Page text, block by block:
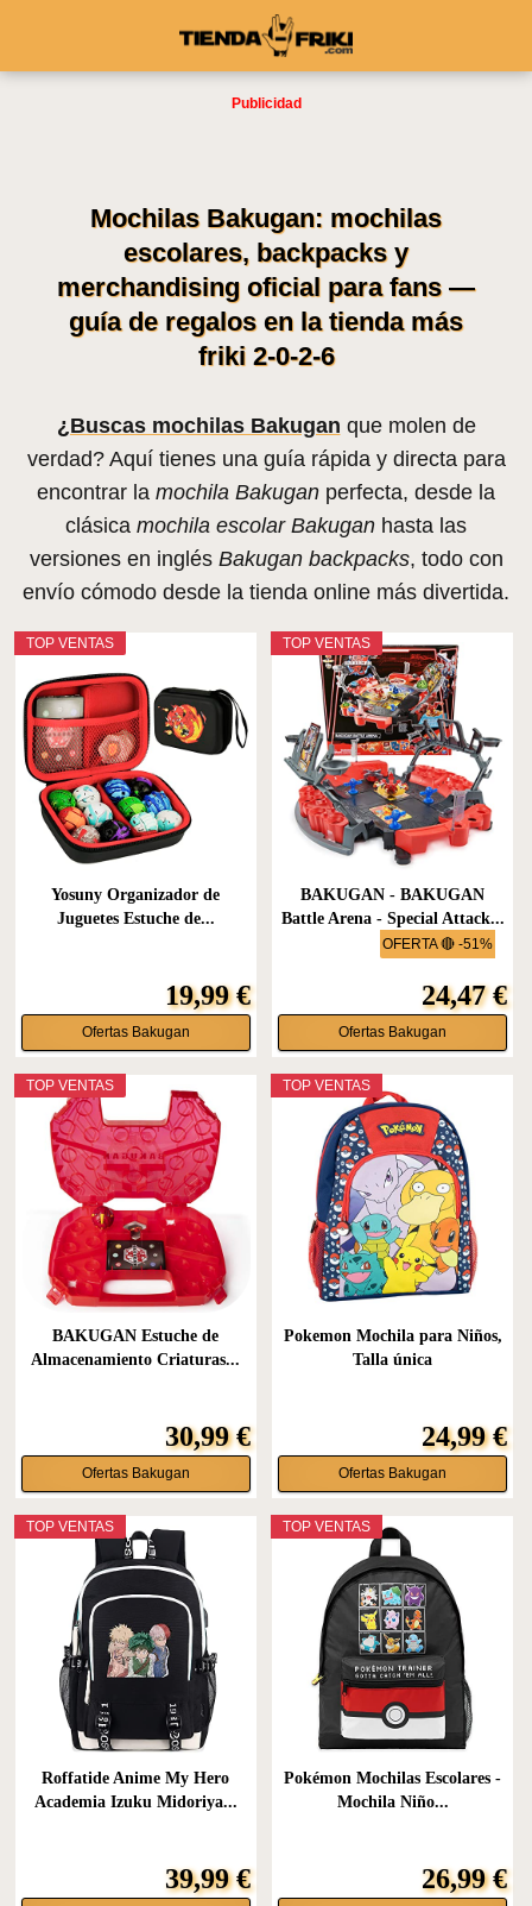
Mochilas Bakugan: mochilas
escolares, backpacks y
merchandising oficial para fans —
guía de regalos en la tienda más
friki 2-0-2-6
¿Buscas mochilas Bakugan que molen de
verdad? Aquí tienes una guía rápida y directa para
encontrar la mochila Bakugan perfecta, desde la
clásica mochila escolar Bakugan hasta las
versiones en inglés Bakugan backpacks, todo con
envío cómodo desde la tienda online más divertida.
TOP VENTAS
Yosuny Organizador de
Juguetes Estuche de...
19,99 €
Ofertas Bakugan
OFERTA 🔴 -51%
TOP VENTAS
BAKUGAN - BAKUGAN
Battle Arena - Special Attack...
24,47 €
Ofertas Bakugan
TOP VENTAS
BAKUGAN Estuche de
Almacenamiento Criaturas...
30,99 €
Ofertas Bakugan
TOP VENTAS
Pokemon Mochila para Niños,
Talla única
24,99 €
Ofertas Bakugan
TOP VENTAS
Roffatide Anime My Hero
Academia Izuku Midoriya...
39,99 €
TOP VENTAS
Pokémon Mochilas Escolares -
Mochila Niño...
26,99 €